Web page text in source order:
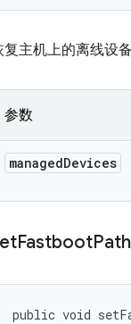
复主机上的离线设备
参数
managedDevices
FastbootPath
public void